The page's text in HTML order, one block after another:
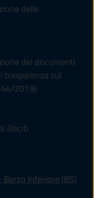
delle
dei documenti
trasparenza sul
2019)
illeciti
Inferiore (BS)